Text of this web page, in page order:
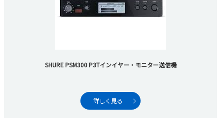
SHURE PSM300 P3Tインイヤー・モニター送信機
詳しく見る